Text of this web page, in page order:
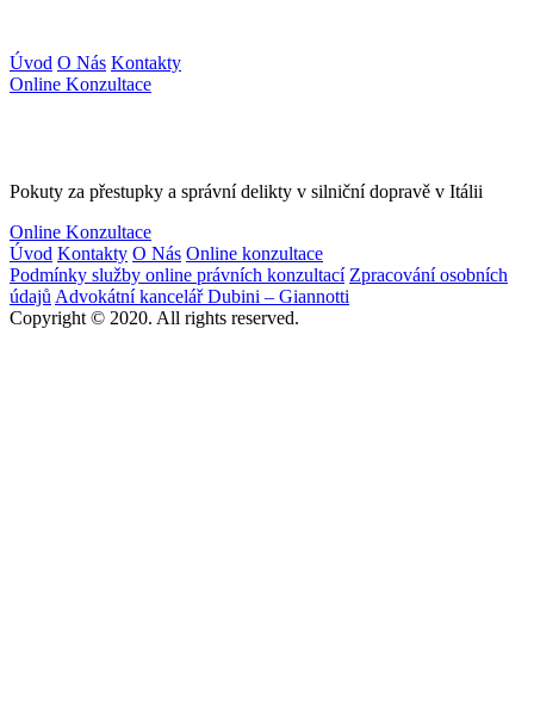
Úvod O Nás Kontakty
Online Konzultace
Pokuty za přestupky a správní delikty v silniční dopravě v Itálii
Online Konzultace
Úvod Kontakty O Nás Online konzultace
Podmínky služby online právních konzultací Zpracování osobních
údajů Advokátní kancelář Dubini – Giannotti
Copyright © 2020. All rights reserved.